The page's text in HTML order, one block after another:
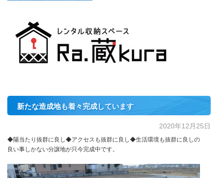
新たな造成地も着々完成しています
2020年12月25日
◆陽当たり抜群に良し◆アクセスも抜群に良し◆生活環境も抜群に良しの
良い事しかない分譲地が只今完成中です。